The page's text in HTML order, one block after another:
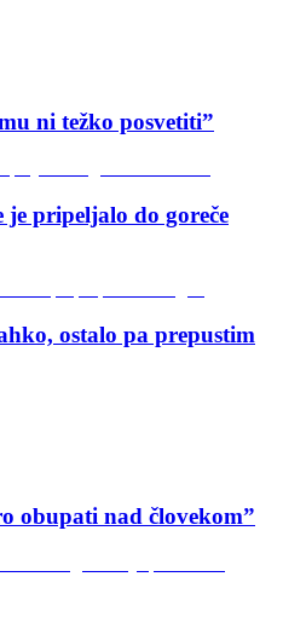
ni težko posvetiti”
je pripeljalo do goreče
ostalo pa prepustim
obupati nad človekom”